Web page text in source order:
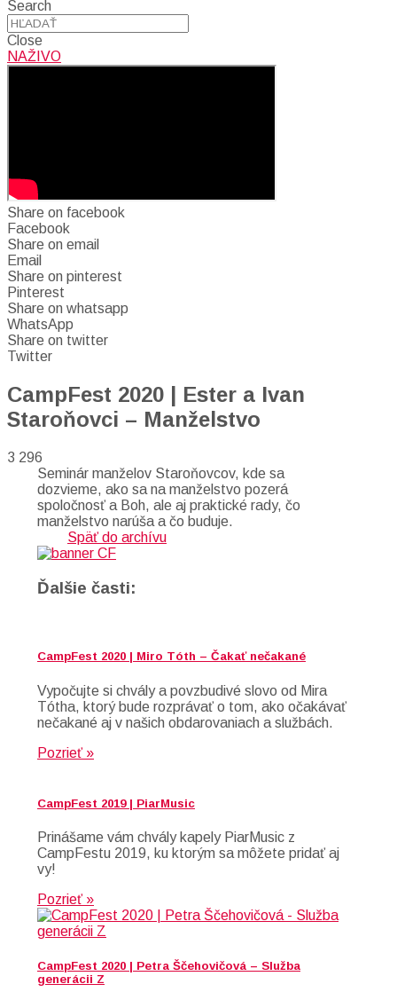
Search
Close
NAŽIVO
Share on facebook
Facebook
Share on email
Email
Share on pinterest
Pinterest
Share on whatsapp
WhatsApp
Share on twitter
Twitter
CampFest 2020 | Ester a Ivan
Staroňovci – Manželstvo
3 296
Seminár manželov Staroňovcov, kde sa
dozvieme, ako sa na manželstvo pozerá
spoločnosť a Boh, ale aj praktické rady, čo
manželstvo narúša a čo buduje.
Späť do archívu
Ďalšie časti:
CampFest 2020 | Miro Tóth – Čakať nečakané
Vypočujte si chvály a povzbudivé slovo od Mira
Tótha, ktorý bude rozprávať o tom, ako očakávať
nečakané aj v našich obdarovaniach a službách.
Pozrieť »
CampFest 2019 | PiarMusic
Prinášame vám chvály kapely PiarMusic z
CampFestu 2019, ku ktorým sa môžete pridať aj
vy!
Pozrieť »
CampFest 2020 | Petra Ščehovičová – Služba
generácii Z